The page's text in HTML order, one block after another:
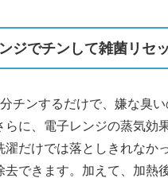
ジでチンして雑菌リセ
チンするだけで、嫌な臭
らに、電子レンジの蒸気効
濯だけでは落としきれなか
去できます。加えて、加熱